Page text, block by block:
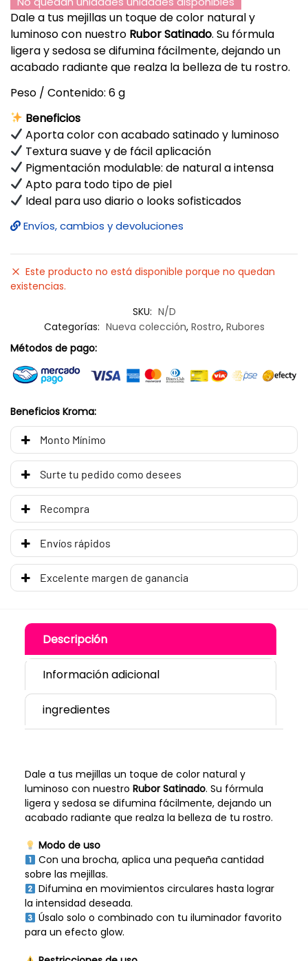
Dale a tus mejillas un toque de color natural y
luminoso con nuestro Rubor Satinado. Su fórmula
ligera y sedosa se difumina fácilmente, dejando un
acabado radiante que realza la belleza de tu rostro.
Peso / Contenido: 6 g
Beneficios
Aporta color con acabado satinado y luminoso
Textura suave y de fácil aplicación
Pigmentación modulable: de natural a intensa
Apto para todo tipo de piel
Ideal para uso diario o looks sofisticados
Envíos, cambios y devoluciones
Este producto no está disponible porque no quedan
existencias.
SKU: N/D
Categorías: Nueva colección, Rostro, Rubores
Métodos de pago:
Beneficios Kroma:
Monto Mínimo
Surte tu pedido como desees
Recompra
Envíos rápidos
Excelente margen de ganancia
Descripción
Información adicional
ingredientes
Dale a tus mejillas un toque de color natural y
luminoso con nuestro Rubor Satinado. Su fórmula
ligera y sedosa se difumina fácilmente, dejando un
acabado radiante que realza la belleza de tu rostro.
Modo de uso
Con una brocha, aplica una pequeña cantidad
sobre las mejillas.
Difumina en movimientos circulares hasta lograr
la intensidad deseada.
Úsalo solo o combinado con tu iluminador favorito
para un efecto glow.